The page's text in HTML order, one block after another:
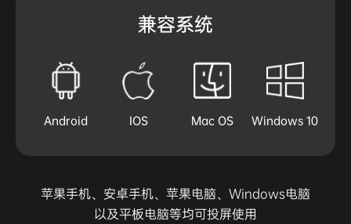
兼容系统
Android IOS Mac OS Windows 10
苹果手机、安卓手机、苹果电脑、Windows电脑
以及平板电脑等均可投屏使用